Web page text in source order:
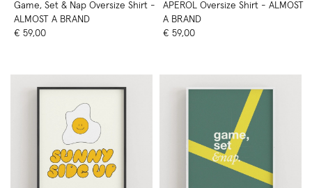
Game, Set & Nap Oversize Shirt -
ALMOST A BRAND
€ 59,00
APEROL Oversize Shirt - ALMOST
A BRAND
€ 59,00